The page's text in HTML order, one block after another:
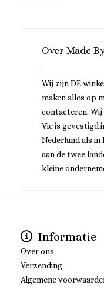
Over Made
Wij zijn DE
maken alles op
contacteren. Wij
Vie is gevestigd
Nederland als in
aan de twee
kleine
Informatie
Over ons
Verzending
Algemene